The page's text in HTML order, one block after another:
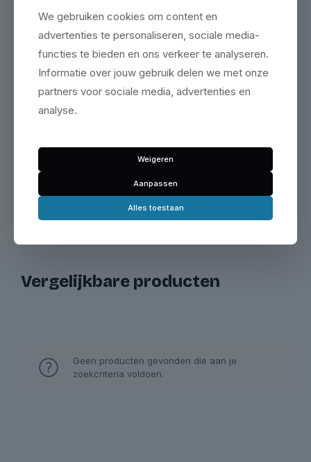
Open WhatsApp
Vergelijkbare producten
Geen producten gevonden die aan je
zoekcriteria voldoen.
We gebruiken cookies om content en
advertenties te personaliseren, sociale media-
functies te bieden en ons verkeer te analyseren.
Informatie over jouw gebruik delen we met onze
partners voor sociale media, advertenties en
analyse.
Weigeren
Aanpassen
Alles toestaan